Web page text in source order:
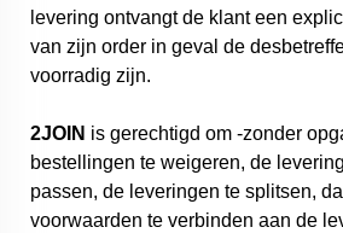
levering ontvangt de klant een
van zijn order in geval de
voorradig zijn.
2JOIN is gerechtigd om -zonder
bestellingen te weigeren, de
passen, de leveringen te splitsen,
voorwaarden te verbinden aan de